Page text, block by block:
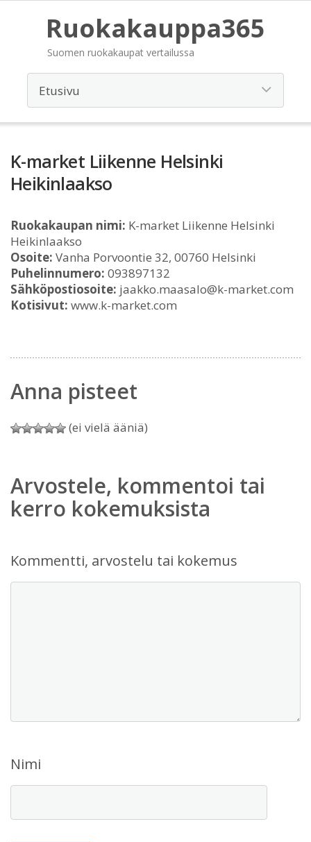
Ruokakauppa365
Suomen ruokakaupat vertailussa
K-market Liikenne Helsinki
Heikinlaakso
Ruokakaupan nimi: K-market Liikenne Helsinki
Heikinlaakso
Osoite: Vanha Porvoontie 32, 00760 Helsinki
Puhelinnumero: 093897132
Sähköpostiosoite: jaakko.maasalo@k-market.com
Kotisivut: www.k-market.com
Anna pisteet
(ei vielä ääniä)
Arvostele, kommentoi tai
kerro kokemuksista
Kommentti, arvostelu tai kokemus
Nimi